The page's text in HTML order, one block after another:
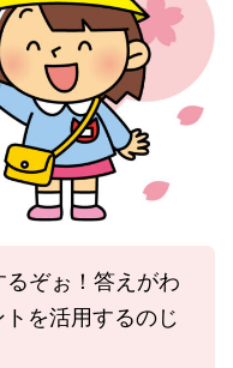
るぞぉ！答えがわ
を活用するのじ